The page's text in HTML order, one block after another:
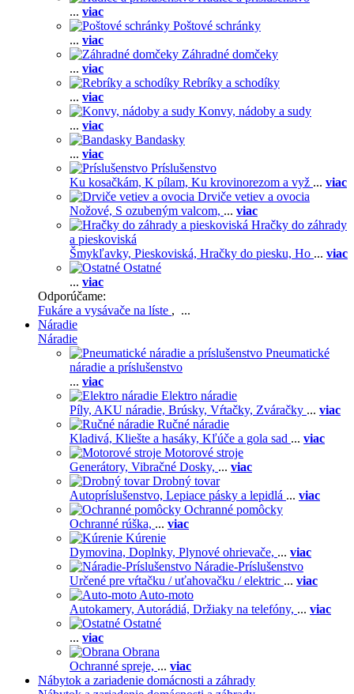
... viac
Poštové schránky
... viac
Záhradné domčeky
... viac
Rebríky a schodíky
... viac
Konvy, nádoby a sudy
... viac
Bandasky
... viac
Príslušenstvo
Ku kosačkám, K pílam, Ku krovinorezom a vyž ... viac
Drviče vetiev a ovocia
Nožové, S ozubeným valcom, ... viac
Hračky do záhrady
a pieskoviská
Šmykľavky, Pieskoviská, Hračky do piesku, Ho ... viac
Ostatné
... viac
Odporúčame:
Fukáre a vysávače na líste , ...
Náradie
Náradie
Pneumatické
náradie a príslušenstvo
... viac
Elektro náradie
Píly, AKU náradie, Brúsky, Vŕtačky, Zváračky ... viac
Ručné náradie
Kladivá, Kliešte a hasáky, Kľúče a gola sad ... viac
Motorové stroje
Generátory, Vibračné Dosky, ... viac
Drobný tovar
Autopríslušenstvo, Lepiace pásky a lepidlá ... viac
Ochranné pomôcky
Ochranné rúška, ... viac
Kúrenie
Dymovina, Doplnky, Plynové ohrievače, ... viac
Náradie-Príslušenstvo
Určené pre vŕtačku / uťahovačku / elektric ... viac
Auto-moto
Autokamery, Autorádiá, Držiaky na telefóny, ... viac
Ostatné
... viac
Obrana
Ochranné spreje, ... viac
Nábytok a zariadenie domácnosti a záhrady